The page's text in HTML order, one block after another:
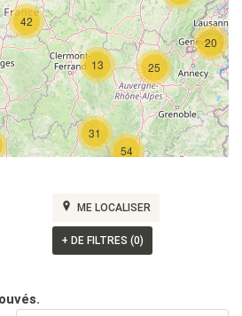
13
42
54
31
25
20
ME LOCALISER
+ DE FILTRES (0)
s.